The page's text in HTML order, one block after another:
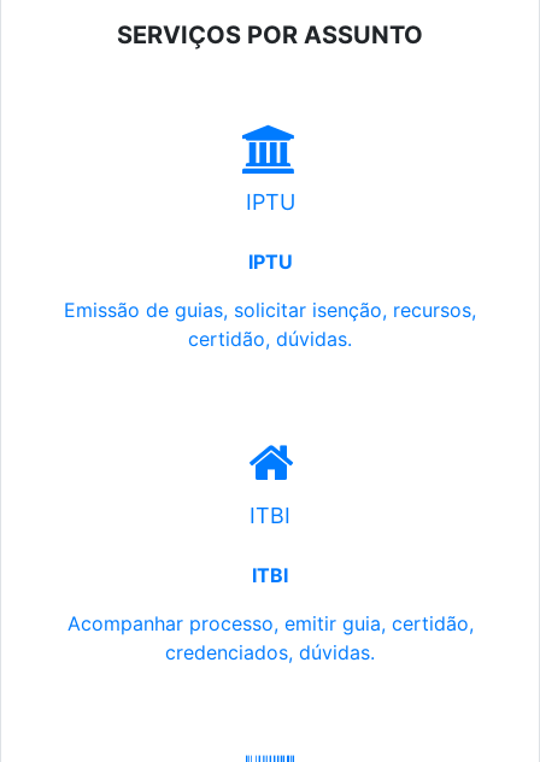
SERVIÇOS POR ASSUNTO
IPTU
IPTU
Emissão de guias, solicitar isenção, recursos,
certidão, dúvidas.
ITBI
ITBI
Acompanhar processo, emitir guia, certidão,
credenciados, dúvidas.